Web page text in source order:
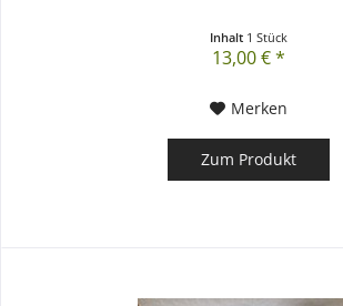
Inhalt 1 Stück
13,00 € *
Merken
Zum Produkt